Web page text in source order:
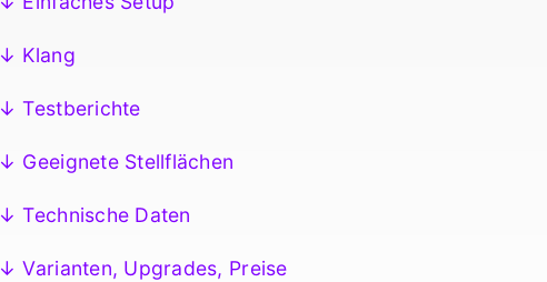
↓ Klang
↓ Testberichte
↓ Geeignete Stellflächen
↓ Technische Daten
↓ Varianten, Upgrades, Preise